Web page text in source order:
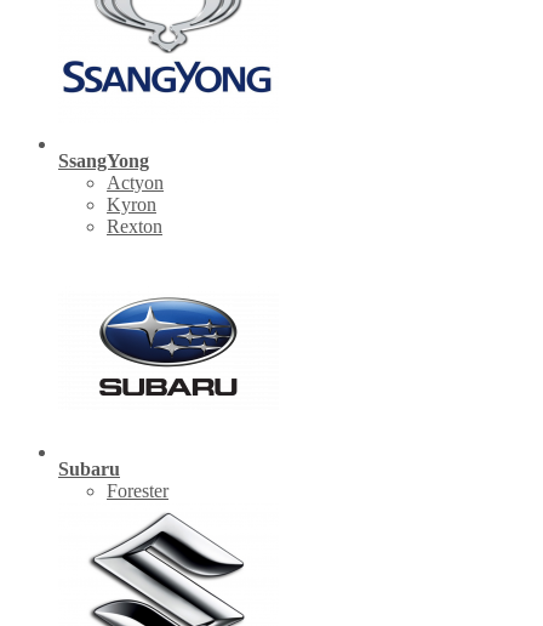
SsangYong
Actyon
Kyron
Rexton
Subaru
Forester